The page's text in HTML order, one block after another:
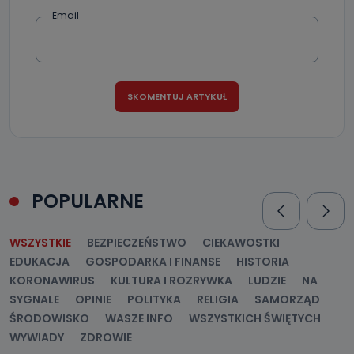
Kiedy i komu możemy przekazać
Ostrów Wielkopolski (63-400) przy ul. Wolności 19 nie
przekazuje Państwa danych osobowych podmiotom
trzecim, jak również nie są one wykorzystywane w
procesach zautomatyzowanego profilowania.
mają Państwo prawo do żądania od Telewizji Kablowa
Pro-Art z siedzibą w miejscowości Ostrów Wielkopolski (63-
400) przy ul. Wolności 19 dostępu do danych osobowych
dotyczących Państwa oraz uzyskania ich kopii, a także
żądania ich sprostowania, usunięcia danych,
sprzeciwu wobec ich przetwarzania.
Do kiedy Państwa dane osobowe będą
przechowywane?
Do czasu wycofania zgody lub, jeśli dane będą
Email
POPULARNE
WSZYSTKIE BEZPIECZEŃSTWO
CIEKAWOSTKI
EDUKACJA
GOSPODARKA I FINANSE
HISTORIA
KORONAWIRUS
KULTURA I ROZRYWKA LUDZIE
NA
SYGNALE
OPINIE POLITYKA RELIGIA
SAMORZĄD
ŚRODOWISKO
WASZE INFO
WSZYSTKICH ŚWIĘTYCH
WYWIADY
ZDROWIE